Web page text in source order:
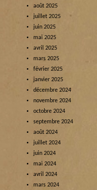
août 2025
juillet 2025
juin 2025
mai 2025
avril 2025
mars 2025
février 2025
janvier 2025
décembre 2024
novembre 2024
octobre 2024
septembre 2024
août 2024
juillet 2024
juin 2024
mai 2024
avril 2024
mars 2024